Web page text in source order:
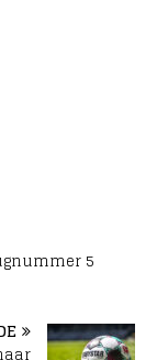
5